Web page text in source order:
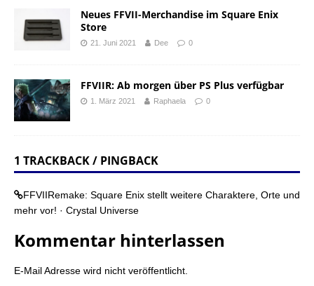
Neues FFVII-Merchandise im Square Enix
Store
21. Juni 2021 Dee 0
FFVIIR: Ab morgen über PS Plus verfügbar
1. März 2021 Raphaela 0
1 TRACKBACK / PINGBACK
FFVIIRemake: Square Enix stellt weitere Charaktere, Orte und
mehr vor! · Crystal Universe
Kommentar hinterlassen
E-Mail Adresse wird nicht veröffentlicht.